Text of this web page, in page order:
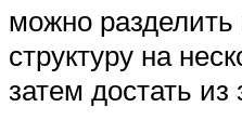
можно
структуру на
затем достать из